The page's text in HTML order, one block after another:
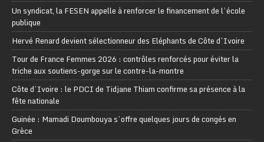
Un syndicat, la FESEN appelle à renforcer le financement de l’école
publique
Hervé Renard devient sélectionneur des Eléphants de Côte d’Ivoire
Tour de France Femmes 2026 : contrôles renforcés pour éviter la
triche aux soutiens-gorge sur le contre-la-montre
Côte d’Ivoire : le PDCI de Tidjane Thiam confirme sa présence à la
fête nationale
Guinée : Mamadi Doumbouya s’offre quelques jours de congés en
Grèce